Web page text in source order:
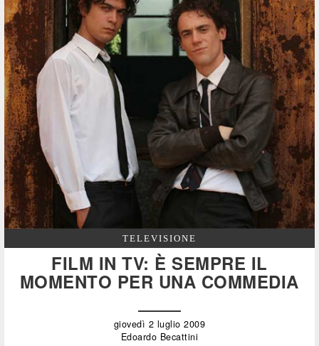
TELEVISIONE
FILM IN TV: È SEMPRE IL
MOMENTO PER UNA COMMEDIA
giovedì 2 luglio 2009
Edoardo Becattini